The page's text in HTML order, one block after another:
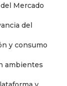
Mercado
del
y consumo
ambientes